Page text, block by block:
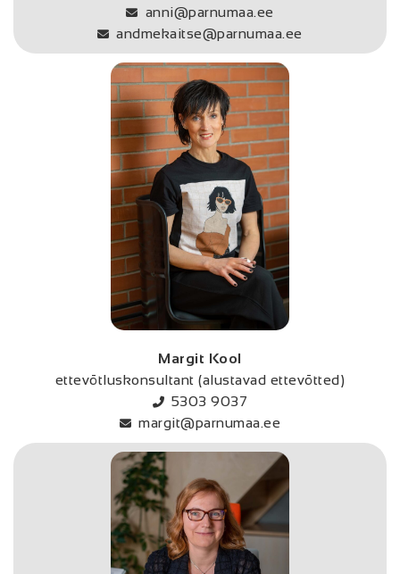
anni@parnumaa.ee
andmekaitse@parnumaa.ee
Margit Kool
ettevõtluskonsultant (alustavad ettevõtted)
5303 9037
margit@parnumaa.ee